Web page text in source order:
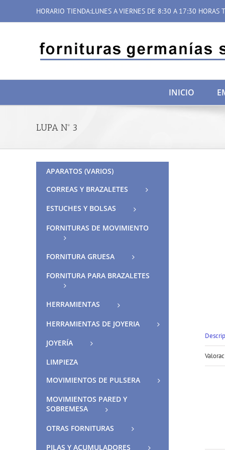
contenido
HORARIO TIENDA:LUNES A VIERNES DE 8:30 A 17:30
INICIO
LUPA Nº 3
APARATOS (VARIOS)
CORREAS Y BRAZALETES
ESTUCHES Y BOLSAS
FORNITURAS DE MOVIMIENTO
FORNITURA GRUESA
FORNITURA PARA BRAZALETES
HERRAMIENTAS
HERRAMIENTAS DE JOYERIA
JOYERÍA
LIMPIEZA
MOVIMIENTOS DE PULSERA
MOVIMIENTOS PARED Y
SOBREMESA
OTRAS FORNITURAS
PILAS Y ACUMULADORES